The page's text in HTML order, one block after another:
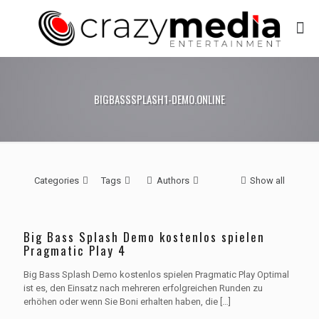
BIGBASSSPLASH1-DEMO.ONLINE
Categories Tags Authors Show all
Big Bass Splash Demo kostenlos spielen
Pragmatic Play 4
Big Bass Splash Demo kostenlos spielen Pragmatic Play Optimal
ist es, den Einsatz nach mehreren erfolgreichen Runden zu
erhöhen oder wenn Sie Boni erhalten haben, die […]